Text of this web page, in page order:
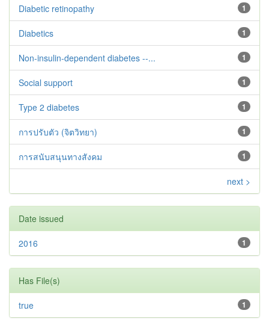
1
Diabetic retinopathy
1
Diabetics
1
Non-insulin-dependent diabetes --...
1
Social support
1
Type 2 diabetes‬‬‬‬‬‬
1
การปรับตัว (จิตวิทยา)
1
การสนับสนุนทางสังคม
next >
Date issued
1
2016
Has File(s)
1
true